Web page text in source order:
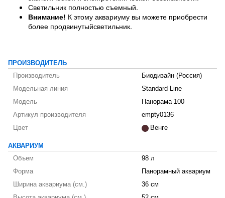
Светильник полностью съемный.
Внимание! К этому аквариуму вы можете приобрести
более продвинутыйсветильник.
ПРОИЗВОДИТЕЛЬ
Производитель
Биодизайн (Россия)
Модельная линия
Standard Line
Модель
Панорама 100
Артикул производителя
empty0136
Цвет
Венге
АКВАРИУМ
Объем
98 л
Форма
Панорамный аквариум
Ширина аквариума (см.)
36 см